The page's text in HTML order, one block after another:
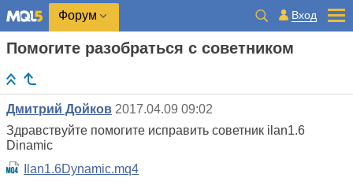
Форум Вход
Помогите разобраться с советником
Дмитрий Дойков 2017.04.09 09:02
Здравствуйте помогите исправить советник ilan1.6
Dinamic
Ilan1.6Dynamic.mq4